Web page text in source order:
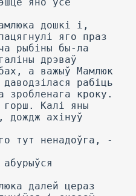
дошкі і,
яго праз
рыбіны бы-ла
дрэваў
а важыў Мамлюк
рабіць
зробленага кроку.
горш. Калі яны
дождж ахінуў
тут ненадоўга, -
далей цераз